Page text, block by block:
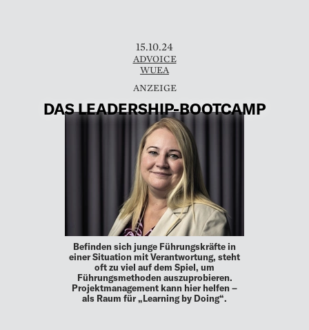
15.10.24
ADVOICE
WUEA
DAS LEADERSHIP-BOOTCAMP
Befinden sich junge Führungskräfte in
einer Situation mit Verantwortung, steht
oft zu viel auf dem Spiel, um
Führungsmethoden auszuprobieren.
Projektmanagement kann hier helfen –
als Raum für „Learning by Doing“.